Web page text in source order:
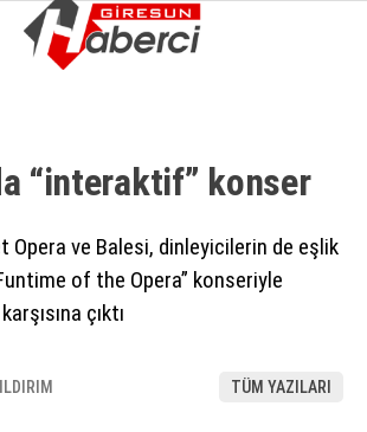
“interaktif” konser
Opera ve Balesi, dinleyicilerin de eşlik
of the Opera” konseriyle
çıktı
TÜM YAZILARI